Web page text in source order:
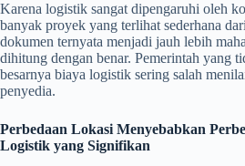
Karena logistik sangat dipengaruhi oleh
banyak proyek yang terlihat sederhana
dokumen ternyata menjadi jauh lebih
dihitung dengan benar. Pemerintah yang
besarnya biaya logistik sering salah
penyedia.
Perbedaan Lokasi Menyebabkan
Logistik yang Signifikan